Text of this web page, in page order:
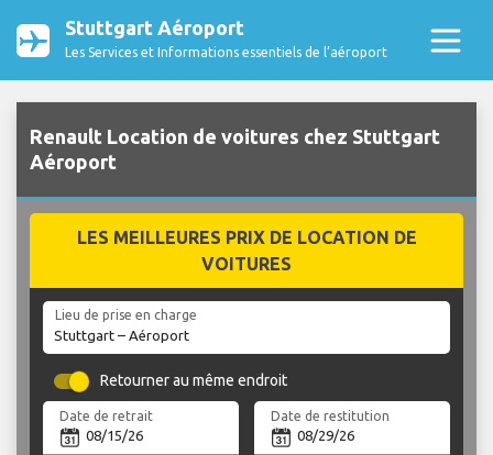
Stuttgart Aéroport
Les Services et Informations essentiels de l’aéroport
Renault Location de voitures chez Stuttgart
Aéroport
LES MEILLEURES PRIX DE LOCATION DE
VOITURES
Lieu de prise en charge
Retourner au même endroit
Date de retrait Date de restitution